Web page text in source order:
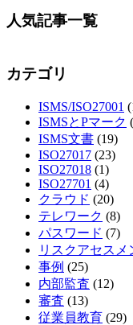
人気記事一覧
カテゴリ
ISMS/ISO27001
ISMSとPマーク
ISMS文書 (19)
ISO27017 (23)
ISO27018 (1)
ISO27701 (4)
クラウド (20)
テレワーク (8)
パスワード (7)
リスクアセスメ
事例 (25)
内部監査 (12)
審査 (13)
従業員教育 (29)